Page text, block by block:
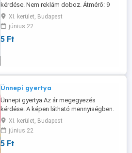
kérdése. Nem reklám doboz. Átmérő: 9
cm. Magasság: 14,5 cm
XI. kerület, Budapest
június 22
5 Ft
Ünnepi gyertya
Ünnepi gyertya Az ár megegyezés
kérdése. A képen látható mennyiségben.
A zöld hátterűt nehéz elfújni.
XI. kerület, Budapest
június 22
5 Ft